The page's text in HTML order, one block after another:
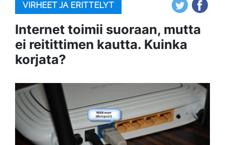
VIRHEET JA ERITTELYT
Internet toimii suoraan, mutta
ei reitittimen kautta. Kuinka
korjata?